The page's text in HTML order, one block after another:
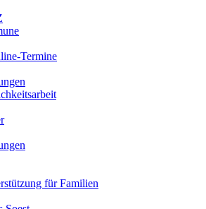
Termine
für Familien